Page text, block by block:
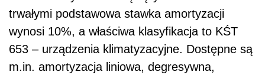
trwałymi podstawowa stawka amortyzacji
wynosi 10%, a właściwa klasyfikacja to KŚT
653 – urządzenia klimatyzacyjne. Dostępne są
m.in. amortyzacja liniowa, degresywna,